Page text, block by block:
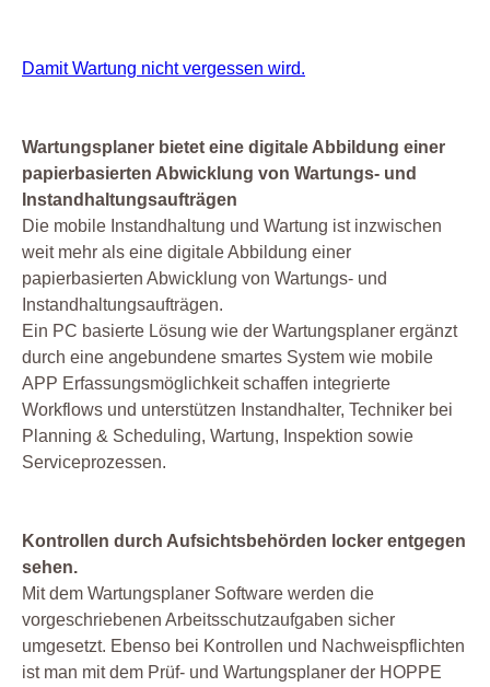
Damit Wartung nicht vergessen wird.
Wartungsplaner bietet eine digitale Abbildung einer
papierbasierten Abwicklung von Wartungs- und
Instandhaltungsaufträgen
Die mobile Instandhaltung und Wartung ist inzwischen
weit mehr als eine digitale Abbildung einer
papierbasierten Abwicklung von Wartungs- und
Instandhaltungsaufträgen.
Ein PC basierte Lösung wie der Wartungsplaner ergänzt
durch eine angebundene smartes System wie mobile
APP Erfassungsmöglichkeit schaffen integrierte
Workflows und unterstützen Instandhalter, Techniker bei
Planning & Scheduling, Wartung, Inspektion sowie
Serviceprozessen.
Kontrollen durch Aufsichtsbehörden locker entgegen
sehen.
Mit dem Wartungsplaner Software werden die
vorgeschriebenen Arbeitsschutzaufgaben sicher
umgesetzt. Ebenso bei Kontrollen und Nachweispflichten
ist man mit dem Prüf- und Wartungsplaner der HOPPE